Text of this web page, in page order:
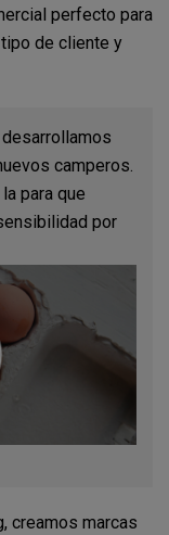
perfecto para
de cliente y
camperos.
para que
por
creamos marcas